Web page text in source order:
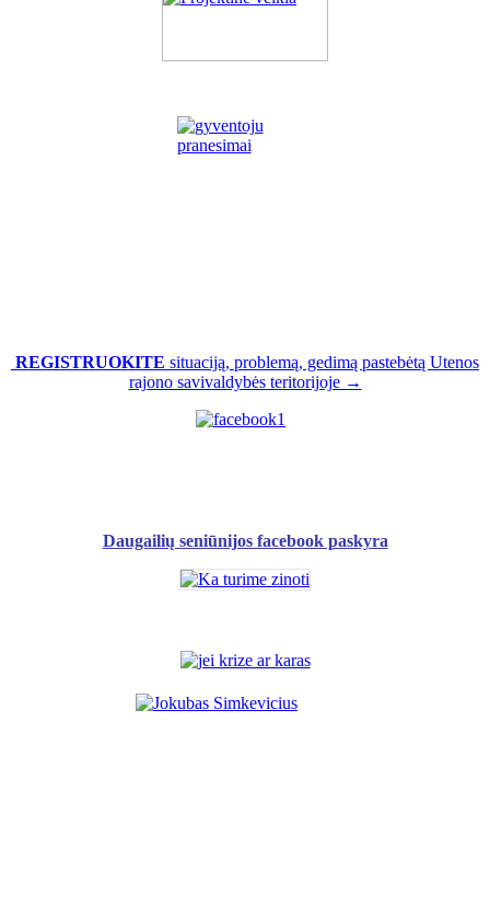
REGISTRUOKITE situaciją, problemą, gedimą pastebėtą Utenos
rajono savivaldybės teritorijoje →
Daugailių seniūnijos facebook paskyra